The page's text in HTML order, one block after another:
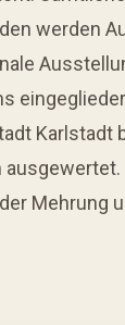
werden
Karlstadt
Mehrung